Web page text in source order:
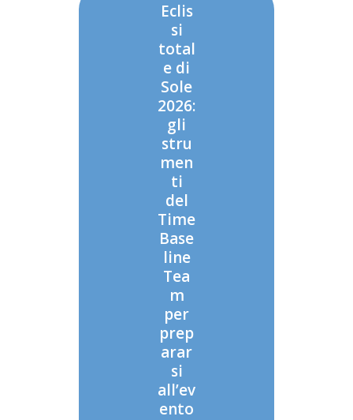
Eclis
si
total
e di
Sole
2026:
gli
stru
men
ti
del
Time
Base
line
Tea
m
per
prep
arar
si
all’ev
ento